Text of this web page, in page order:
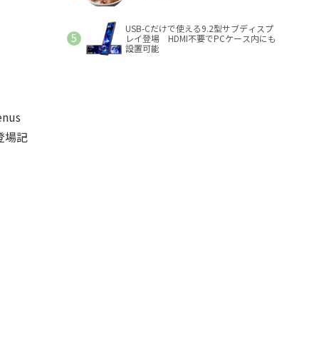
場記
USB-Cだけで使える9.2型サブディスプ
レイ登場 HDMI不要でPCケース内にも
設置可能